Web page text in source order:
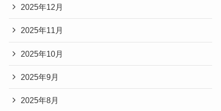
2025年12月
2025年11月
2025年10月
2025年9月
2025年8月